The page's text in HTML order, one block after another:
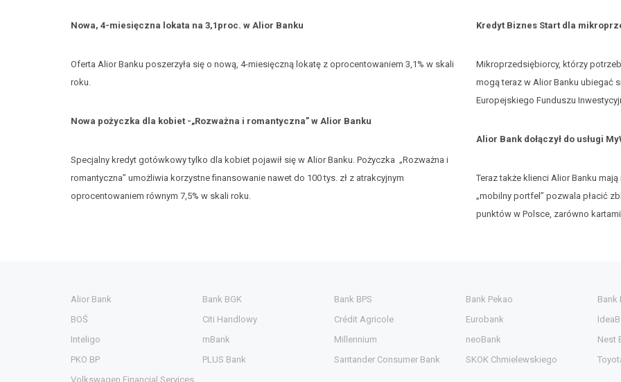
Nowa, 4-miesięczna lokata na 3,1proc. w Alior Banku
Oferta Alior Banku poszerzyła się o nową, 4-miesięczną lokatę z oprocentowaniem 3,1% w skali
roku.
Nowa pożyczka dla kobiet -„Rozważna i romantyczna” w Alior Banku
Specjalny kredyt gotówkowy tylko dla kobiet pojawił się w Alior Banku. Pożyczka „Rozważna i
romantyczna” umożliwia korzystne finansowanie nawet do 100 tys. zł z atrakcyjnym
oprocentowaniem równym 7,5% w skali roku.
Kredyt Biznes Start dla
Mikroprzedsiębiorcy, którzy
mogą teraz w Alior Banku ubiegać
Europejskiego Funduszu
Alior Bank dołączył do usługi
Teraz także klienci Alior Banku
„mobilny portfel” pozwala płacić
punktów w Polsce, zarówno
Alior Bank Bank BGK Bank BPS Bank Pekao
Bank
BOŚ
Citi Handlowy Crédit Agricole Eurobank
Inteligo
mBank Millennium neoBank
Nest
PKO BP
PLUS Bank Santander Consumer Bank SKOK Chmielewskiego
Volkswagen Financial Services